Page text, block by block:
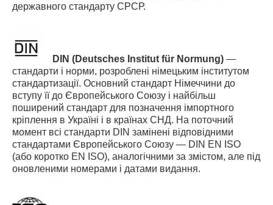
державного стандарту СРСР.
DIN (Deutsches Institut für Normung) —
стандарти і норми, розроблені німецьким інститутом
стандартизації. Основний стандарт Німеччини до
вступу її до Європейського Союзу і найбільш
поширений стандарт для позначення імпортного
кріплення в Україні і в країнах СНД. На поточний
момент всі стандарти DIN замінені відповідними
стандартами Європейського Союзу — DIN EN ISO
(або коротко EN ISO), аналогічними за змістом, але під
оновленими номерами і датами видання.